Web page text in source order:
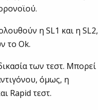
η SL1 και η SL2,
το Ok.
των τεστ. Μπορεί
όμως, η
Rapid τεστ.